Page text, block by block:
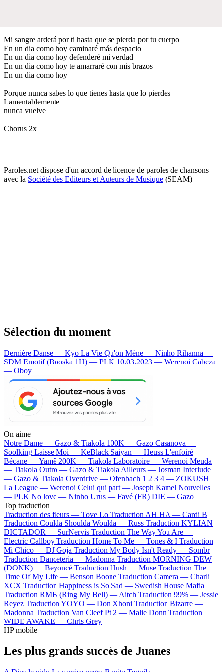
Mi sangre arderá por ti hasta que se pierda por tu cuerpo
En un dia como hoy caminaré más despacio
En un dia como hoy defenderé mi verdad
En un dia como hoy te amarraré con mis brazos
En un dia como hoy
Porque nunca sabes lo que tienes hasta que lo pierdes
Lamentablemente
nunca vuelve
Chorus 2x
Paroles.net dispose d'un accord de licence de paroles de chansons
avec la Société des Editeurs et Auteurs de Musique (SEAM)
Sélection du moment
Dernière Danse — Kyo La Vie Qu'on Mène — Ninho Rihanna —
SDM Emotif (Booska 1H) — PLK 10.03.2023 — Werenoi Cabeza
— Oboy
On aime
Notre Dame — Gazo & Tiakola 100K — Gazo Casanova —
Soolking Laisse Moi — KeBlack Saiyan — Heuss L'enfoiré
Bécane —Yamê 200K — Tiakola Laboratoire — Werenoi Meuda
— Tiakola Outro — Gazo & Tiakola Ailleurs — Josman Interlude
— Gazo & Tiakola Overdrive — Ofenbach 1 2 3 4 — ZOKUSH
La League — Werenoi Celui qui part — Joseph Kamel Nouvelles
— PLK No love — Ninho Urus — Favé (FR) DIE — Gazo
Top traduction
Traduction des fleurs — Tove Lo Traduction AH HA — Cardi B
Traduction Coulda Shoulda Woulda — Russ Traduction KYLIAN
DICTADOR — SurNervis Traduction The Way You Are —
Electric Callboy Traduction Home To Me — Tones & I Traduction
Mi Chico — DJ Goja Traduction My Body Isn't Ready — Sombr
Traduction Danceteria — Madonna Traduction MORNING DEW
(DONK) — Beyoncé Traduction Hush — Muse Traduction The
Time Of My Life — Benson Boone Traduction Camera — Charli
XCX Traduction Happiness is So Sad — Swedish House Mafia
Traduction RMB (Ring My Bell) — Aitch Traduction 99% — Jessie
Reyez Traduction YOYO — Don Xhoni Traduction Bizarre —
Madonna Traduction Van Cleef Pt 2 — Malie Donn Traduction
WIDE AWAKE — Chris Grey
HP mobile
Les plus grands succès de Juanes